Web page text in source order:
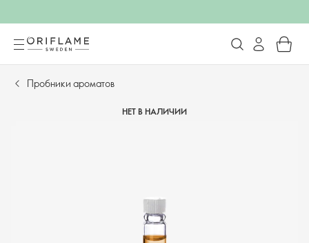
Пробники ароматов
НЕТ В НАЛИЧИИ